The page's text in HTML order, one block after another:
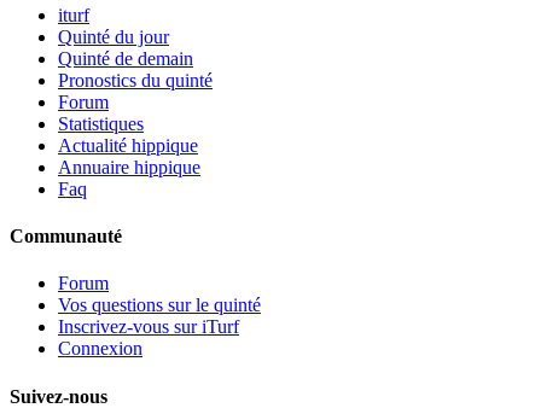
iturf
Quinté du jour
Quinté de demain
Pronostics du quinté
Forum
Statistiques
Actualité hippique
Annuaire hippique
Faq
Communauté
Forum
Vos questions sur le quinté
Inscrivez-vous sur iTurf
Connexion
Suivez-nous